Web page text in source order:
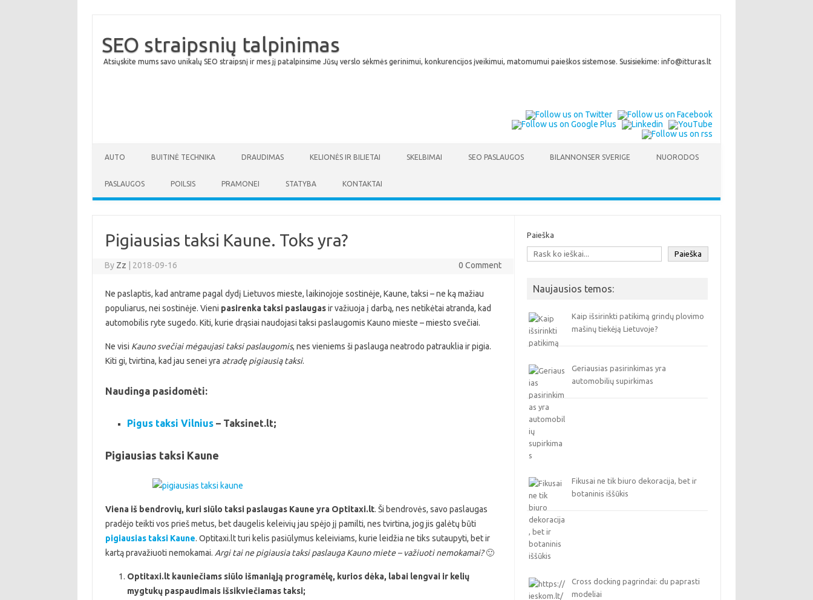
SEO straipsnių talpinimas
Atsiųskite mums savo unikalų SEO straipsnį ir mes jį patalpinsime Jūsų verslo sėkmės gerinimui, konkurencijos įveikimui, matomumui paieškos sistemose. Susisiekime: info@itturas.lt
AUTO BUITINĖ TECHNIKA DRAUDIMAS KELIONĖS IR BILIETAI SKELBIMAI SEO PASLAUGOS BILANNONSER SVERIGE NUORODOS
PASLAUGOS POILSIS PRAMONEI STATYBA KONTAKTAI
Pigiausias taksi Kaune. Toks yra?
By Zz 2018-09-16 0 Comment
Ne paslaptis, kad antrame pagal dydį Lietuvos mieste, laikinojoje sostinėje, Kaune, taksi – ne ką mažiau
populiarus, nei sostinėje. Vieni pasirenka taksi paslaugasir važiuoja į darbą, nes netikėtai atranda, kad
automobilis ryte sugedo. Kiti, kurie drąsiai naudojasi taksi paslaugomis Kauno mieste – miesto svečiai.
Ne visi Kauno svečiai mėgaujasi taksi paslaugomis, nes vieniems ši paslauga neatrodo patrauklia ir pigia.
Kiti gi, tvirtina, kad jau senei yra atradę pigiausią taksi.
Naudinga pasidomėti:
Pigus taksi Vilnius– Taksinet.lt;
Pigiausias taksi Kaune
Viena iš bendrovių, kuri siūlo taksi paslaugas Kaune yra Optitaxi.lt. Ši bendrovės, savo paslaugas
pradėjo teikti vos prieš metus, bet daugelis keleivių jau spėjo jį pamilti, nes tvirtina, jog jis galėtų būti
pigiausias taksi Kaune. Optitaxi.lt turi kelis pasiūlymus keleiviams, kurie leidžia ne tiks sutaupyti, bet ir
kartą pravažiuoti nemokamai. Argi tai ne pigiausia taksi paslauga Kauno miete – važiuoti nemokamai?🙂
Optitaxi.lt kauniečiams siūlo išmaniąją programėlę, kurios dėka, labai lengvai ir kelių
mygtukų paspaudimais išsikviečiamas taksi;
Paieška
Paieška
Naujausios temos:
Kaip išsirinkti patikimą grindų plovimo
mašinų tiekėją Lietuvoje?
Geriausias pasirinkimas yra
automobilių supirkimas
Fikusai ne tik biuro dekoracija, bet ir
botaninis iššūkis
Cross docking pagrindai: du paprasti
modeliai